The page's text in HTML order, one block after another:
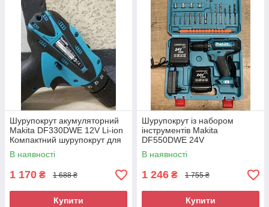
Шурупокрут акумуляторний
Makita DF330DWE 12V Li-ion
Компактний шурупокрут для
дому
В наявності
1 170 ₴ 1 688 ₴
Купити
Шурупокрут із набором
інструментів Makita
DF550DWE 24V
Акумуляторний шурупокрут із
комплектом інструментів
В наявності
1 246 ₴ 1 755 ₴
Купити